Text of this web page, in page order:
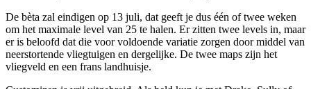
De bèta zal eindigen op 13 juli, dat geeft je dus één of twee weken
om het maximale level van 25 te halen. Er zitten twee levels in, maar
er is beloofd dat die voor voldoende variatie zorgen door middel van
neerstortende vliegtuigen en dergelijke. De twee maps zijn het
vliegveld en een frans landhuisje.